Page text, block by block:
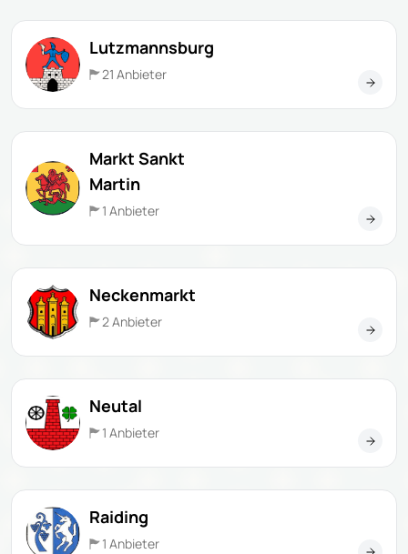
Lutzmannsburg
21 Anbieter
Markt Sankt
Martin
1 Anbieter
Neckenmarkt
2 Anbieter
Neutal
1 Anbieter
Raiding
1 Anbieter